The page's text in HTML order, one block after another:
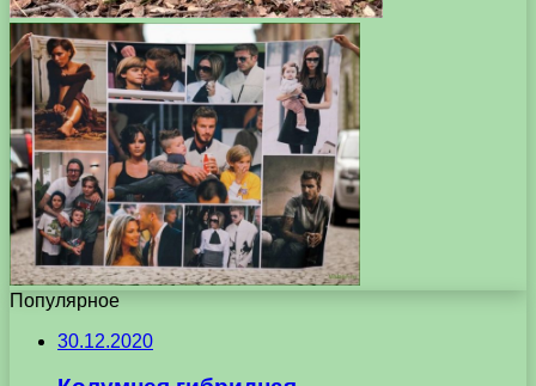
Популярное
30.12.2020